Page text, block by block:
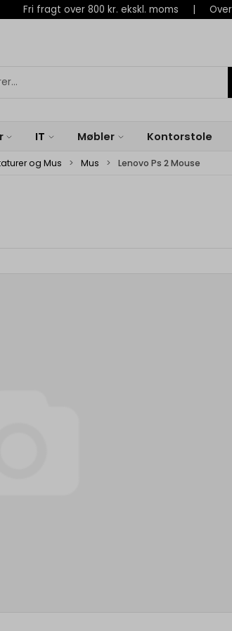
Fri fragt over 800 kr. ekskl. moms |
IT Møbler Kontorstole
og Mus Mus Lenovo Ps 2 Mouse